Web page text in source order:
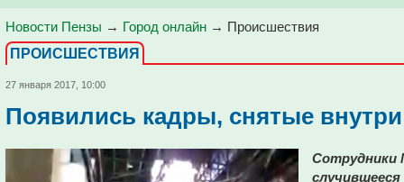
Новости Пензы → Город онлайн → Проиcшествия
ПРОИCШЕСТВИЯ
27 января 2017, 10:00
Появились кадры, снятые
Сотрудники